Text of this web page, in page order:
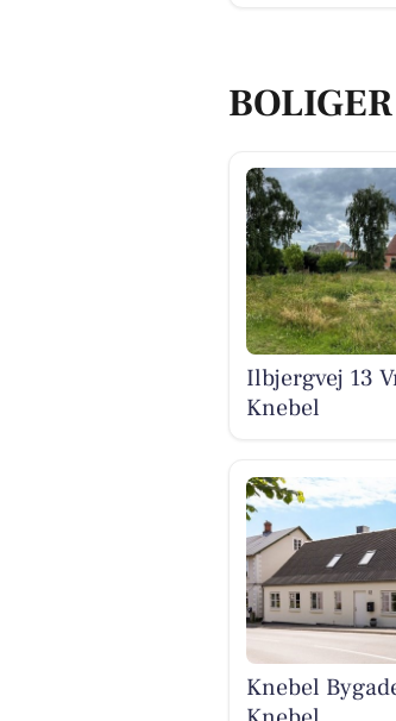
Ilbjergvej 13
Knebel
Knebel